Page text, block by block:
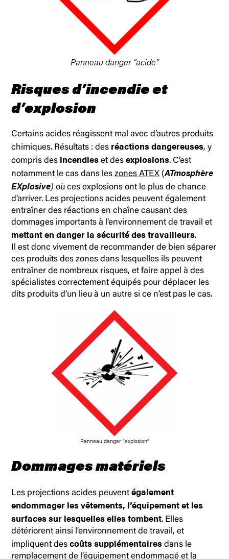
Panneau danger “acide”
Risques d’incendie et
d’explosion
Certains acides réagissent mal avec d’autres produits
chimiques. Résultats : des réactions dangereuses, y
compris des incendieset desexplosions. C’est
notamment le cas dans leszones ATEX (ATmosphère
EXplosive) où ces explosions ont le plus de chance
d’arriver. Les projections acides peuvent également
entraîner des réactions en chaîne causant des
dommages importants à l’environnement de travail et
mettant en danger la sécurité des travailleurs.
Il est donc vivement de recommander de bien séparer
ces produits des zones dans lesquelles ils peuvent
entraîner de nombreux risques, et faire appel à des
spécialistes correctement équipés pour déplacer les
dits produits d’un lieu à un autre si ce n’est pas le cas.
Panneau danger “explosion”
Dommages matériels
Les projections acides peuvent également
endommager les vêtements, l’équipement et les
surfaces sur lesquelles elles tombent. Elles
détériorent ainsi l’environnement de travail, et
impliquent descoûts supplémentaires dans le
remplacement de l’équipement endommagé et la